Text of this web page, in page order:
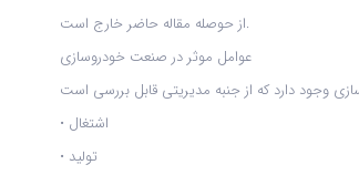
از حوصله مقاله حاضر خارج است.
عوامل موثر در صنعت خودروسازی
• اشتغال
• تولید